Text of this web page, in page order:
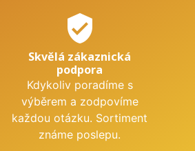
verified_user
Skvělá zákaznická
podpora
Kdykoliv poradíme s
výběrem a zodpovíme
každou otázku. Sortiment
známe poslepu.